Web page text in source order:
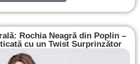
Rochia Neagră din Poplin –
cu un Twist Surprinzător